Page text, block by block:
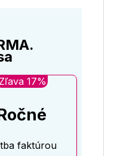
Zľava 17%
faktúrou